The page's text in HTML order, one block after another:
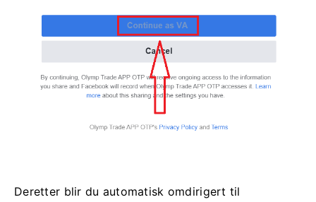
Deretter blir du automatisk omdirigert til